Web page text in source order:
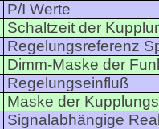
P/I Werte
Schaltzeit der
Regelungsreferenz
Dimm-Maske der
Regelungseinfluß
Maske der
Signalabhängige